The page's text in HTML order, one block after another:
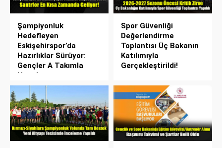
Şampiyonluk
Hedefleyen
Eskişehirspor’da
Hazırlıklar Sürüyor:
Gençler A Takımla
Hazırlanıyor
Spor Güvenliği
Değerlendirme
Toplantısı Üç Bakanın
Katılımıyla
Gerçekleştirildi!